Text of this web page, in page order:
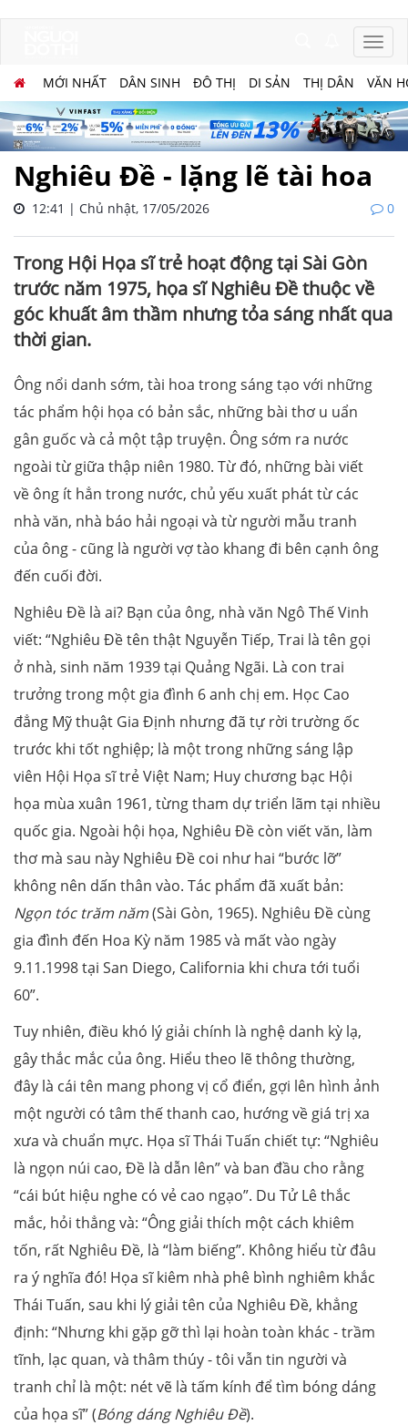
MỚI NHẤT DÂN SINH ĐÔ THỊ DI SẢN THỊ DÂN VĂN
Nghiêu Đề - lặng lẽ tài hoa
12:41 | Chủ nhật, 17/05/2026 0
Trong Hội Họa sĩ trẻ hoạt động tại Sài Gòn
trước năm 1975, họa sĩ Nghiêu Đề thuộc về
góc khuất âm thầm nhưng tỏa sáng nhất qua
thời gian.
Ông nổi danh sớm, tài hoa trong sáng tạo với những
tác phẩm hội họa có bản sắc, những bài thơ u uẩn
gân guốc và cả một tập truyện. Ông sớm ra nước
ngoài từ giữa thập niên 1980. Từ đó, những bài viết
về ông ít hẳn trong nước, chủ yếu xuất phát từ các
nhà văn, nhà báo hải ngoại và từ người mẫu tranh
của ông - cũng là người vợ tào khang đi bên cạnh ông
đến cuối đời.
Nghiêu Đề là ai? Bạn của ông, nhà văn Ngô Thế Vinh
viết: “Nghiêu Đề tên thật Nguyễn Tiếp, Trai là tên gọi
ở nhà, sinh năm 1939 tại Quảng Ngãi. Là con trai
trưởng trong một gia đình 6 anh chị em. Học Cao
đẳng Mỹ thuật Gia Ðịnh nhưng đã tự rời trường ốc
trước khi tốt nghiệp; là một trong những sáng lập
viên Hội Họa sĩ trẻ Việt Nam; Huy chương bạc Hội
họa mùa xuân 1961, từng tham dự triển lãm tại nhiều
quốc gia. Ngoài hội họa, Nghiêu Ðề còn viết văn, làm
thơ mà sau này Nghiêu Đề coi như hai “bước lỡ”
không nên dấn thân vào. Tác phẩm đã xuất bản:
Ngọn tóc trăm năm(Sài Gòn, 1965). Nghiêu Ðề cùng
gia đình đến Hoa Kỳ năm 1985 và mất vào ngày
9.11.1998 tại San Diego, California khi chưa tới tuổi
60”.
Tuy nhiên, điều khó lý giải chính là nghệ danh kỳ lạ,
gây thắc mắc của ông. Hiểu theo lẽ thông thường,
đây là cái tên mang phong vị cổ điển, gợi lên hình ảnh
một người có tâm thế thanh cao, hướng về giá trị xa
xưa và chuẩn mực. Họa sĩ Thái Tuấn chiết tự: “Nghiêu
là ngọn núi cao, Đề là dẫn lên” và ban đầu cho rằng
“cái bút hiệu nghe có vẻ cao ngạo”. Du Tử Lê thắc
mắc, hỏi thẳng và: “Ông giải thích một cách khiêm
tốn, rất Nghiêu Đề, là “làm biếng”. Không hiểu từ đâu
ra ý nghĩa đó! Họa sĩ kiêm nhà phê bình nghiêm khắc
Thái Tuấn, sau khi lý giải tên của Nghiêu Đề, khẳng
định: “Nhưng khi gặp gỡ thì lại hoàn toàn khác - trầm
tĩnh, lạc quan, và thâm thúy - tôi vẫn tin người và
tranh chỉ là một: nét vẽ là tấm kính để tìm bóng dáng
của họa sĩ” (Bóng dáng Nghiêu Đề).